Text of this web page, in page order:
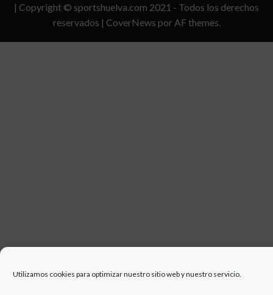
Utilizamos cookies para optimizar nuestro sitio web y nuestro servicio.
CONDICIONES
| Copyright © sportshuelva.com 2021 - Todos los derechos
reservados | CoverNews por AF themes.